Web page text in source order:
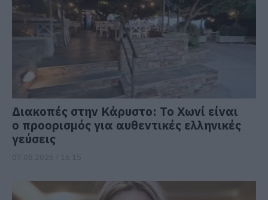
Διακοπές στην Κάρυστο: Το Χωνί είναι
ο προορισμός για αυθεντικές ελληνικές
γεύσεις